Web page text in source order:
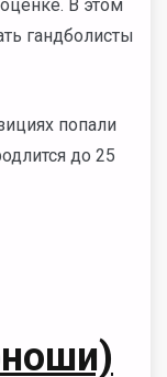
В этом
гандболисты
попали
до 25